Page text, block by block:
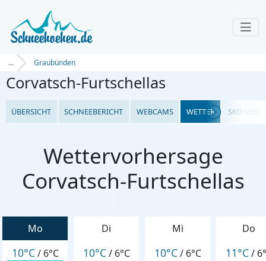
... Graubünden
Corvatsch-Furtschellas
ÜBERSICHT SCHNEEBERICHT WEBCAMS WETTER
Wettervorhersage
Corvatsch-Furtschellas
Mo
10°C/ 6°C
Di
10°C/ 6°C
Mi
10°C/ 6°C
Do
11°C/